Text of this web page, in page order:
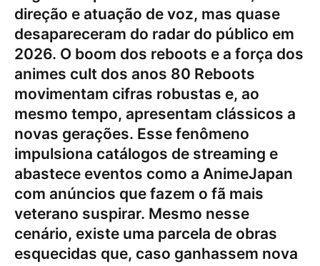
direção e atuação de voz, mas quase
desapareceram do radar do público em
2026. O boom dos reboots e a força dos
animes cult dos anos 80 Reboots
movimentam cifras robustas e, ao
mesmo tempo, apresentam clássicos a
novas gerações. Esse fenômeno
impulsiona catálogos de streaming e
abastece eventos como a AnimeJapan
com anúncios que fazem o fã mais
veterano suspirar. Mesmo nesse
cenário, existe uma parcela de obras
esquecidas que, caso ganhassem nova